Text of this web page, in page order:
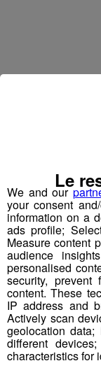
Vous
We and our
your consent
information on a
ads profile;
Measure content
audience
personalised
security,
content. These
IP address and
Actively scan
geolocation
different
characteristics for
Le